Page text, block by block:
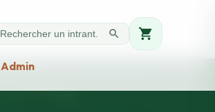
Admin